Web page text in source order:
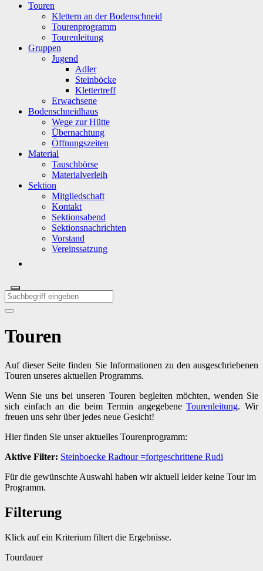
Touren
Klettern an der Bodenschneid
Tourenprogramm
Tourenleitung
Gruppen
Jugend
Adler
Steinböcke
Klettertreff
Erwachsene
Bodenschneidhaus
Wege zur Hütte
Übernachtung
Öffnungszeiten
Material
Tauschbörse
Materialverleih
Sektion
Mitgliedschaft
Kontakt
Sektionsabend
Sektionsnachrichten
Vorstand
Vereinssatzung
Touren
Auf dieser Seite finden Sie Informationen zu den ausgeschriebenen
Touren unseres aktuellen Programms.
Wenn Sie uns bei unseren Touren begleiten möchten, wenden Sie
sich einfach an die beim Termin angegebeneTourenleitung. Wir
freuen uns sehr über jedes neue Gesicht!
Hier finden Sie unser aktuelles Tourenprogramm:
Aktive Filter: Steinboecke Radtour=fortgeschrittene Rudi
Für die gewünschte Auswahl haben wir aktuell leider keine Tour im
Programm.
Filterung
Klick auf ein Kriterium filtert die Ergebnisse.
Tourdauer